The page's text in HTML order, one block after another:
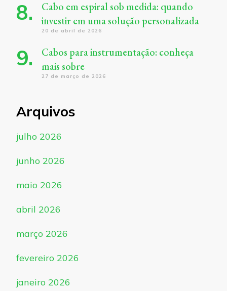
Cabo em espiral sob medida: quando
investir em uma solução personalizada
20 de abril de 2026
Cabos para instrumentação: conheça
mais sobre
27 de março de 2026
Arquivos
julho 2026
junho 2026
maio 2026
abril 2026
março 2026
fevereiro 2026
janeiro 2026